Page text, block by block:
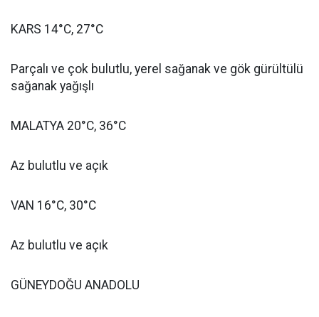
KARS 14°C, 27°C
Parçalı ve çok bulutlu, yerel sağanak ve gök gürültülü
sağanak yağışlı
MALATYA 20°C, 36°C
Az bulutlu ve açık
VAN 16°C, 30°C
Az bulutlu ve açık
GÜNEYDOĞU ANADOLU